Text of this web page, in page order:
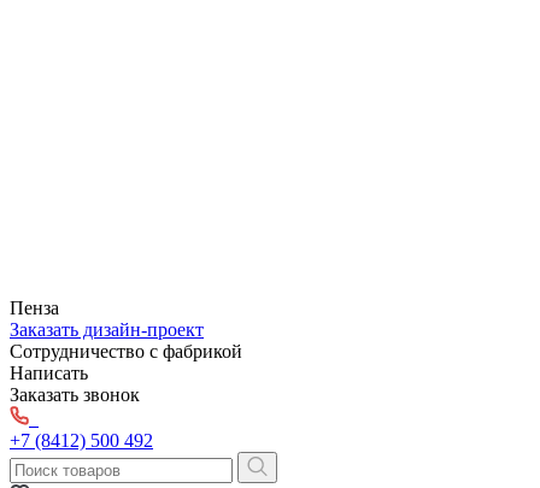
Пенза
Заказать дизайн-проект
Сотрудничество с фабрикой
Написать
Заказать звонок
+7 (8412) 500 492